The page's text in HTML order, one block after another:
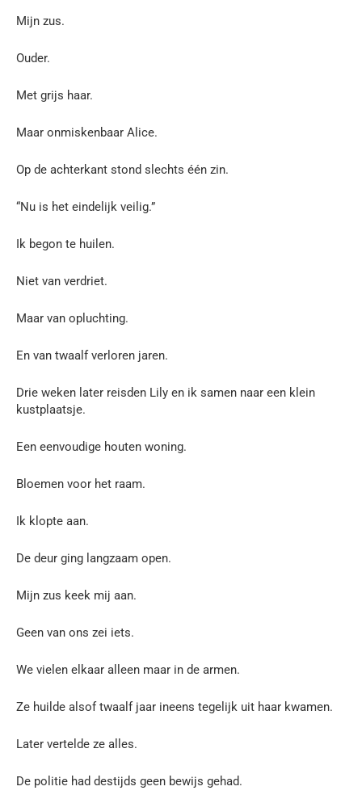
Mijn zus.
Ouder.
Met grijs haar.
Maar onmiskenbaar Alice.
Op de achterkant stond slechts één zin.
“Nu is het eindelijk veilig.”
Ik begon te huilen.
Niet van verdriet.
Maar van opluchting.
En van twaalf verloren jaren.
Drie weken later reisden Lily en ik samen naar een klein
kustplaatsje.
Een eenvoudige houten woning.
Bloemen voor het raam.
Ik klopte aan.
De deur ging langzaam open.
Mijn zus keek mij aan.
Geen van ons zei iets.
We vielen elkaar alleen maar in de armen.
Ze huilde alsof twaalf jaar ineens tegelijk uit haar kwamen.
Later vertelde ze alles.
De politie had destijds geen bewijs gehad.